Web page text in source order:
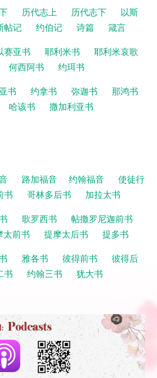
历代志上 历代志下
以斯
帖记 约伯记 诗篇
箴言
赛亚书 耶利米书
耶利米哀歌
何西阿书
约珥书
书 约拿书 弥迦书
那鸿书
哈该书
撒加利亚书
路加福音 约翰福音
使徒行
书 哥林多后书
加拉太书
歌罗西书
帖撒罗尼迦前书
太前书 提摩太后书
提多书
雅各书 彼得前书
彼得后
书 约翰三书
犹大书